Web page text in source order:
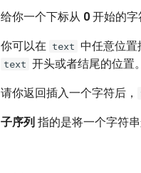
给你一个下标从 0 开始的字
你可以在 text 中任意位置
text 开头或者结尾的位置。
请你返回插入一个字符后，
子序列 指的是将一个字符